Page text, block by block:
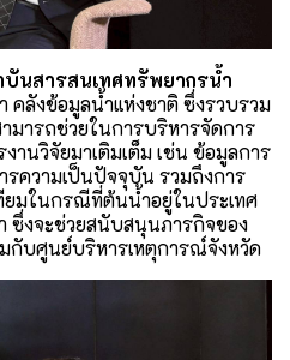
นสารสนเทศทรัพยากรน้ำ
คลังข้อมูลน้ำแห่งชาติ ซึ่งรวบรวม
มารถช่วยในการบริหารจัดการ
านวิจัยมาเติมเต็ม เช่น ข้อมูลการ
รความเป็นปัจจุบัน รวมถึงการ
มในกรณีที่ต้นน้ำอยู่ในประเทศ
ซึ่งจะช่วยสนับสนุนภารกิจของ
กับศูนย์บริหารเหตุการณ์จังหวัด